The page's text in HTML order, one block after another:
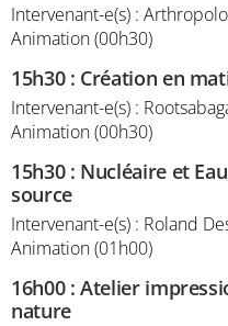
Intervenant-e(s) :
Animation (00h30)
15h30: Création en
Intervenant-e(s) :
Animation (00h30)
15h30: Nucléaire et
source
Intervenant-e(s) : Roland
Animation (01h00)
16h00:Atelier
nature